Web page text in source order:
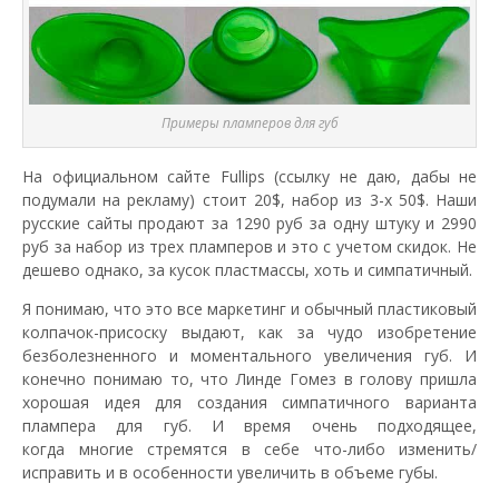
Примеры пламперов для губ
На официальном сайте Fullips (ссылку не даю, дабы не
подумали на рекламу) стоит 20$, набор из 3-х 50$. Наши
русские сайты продают за 1290 руб за одну штуку и 2990
руб за набор из трех пламперов и это с учетом скидок. Не
дешево однако, за кусок пластмассы, хоть и симпатичный.
Я понимаю, что это все маркетинг и обычный пластиковый
колпачок-присоску выдают, как за чудо изобретение
безболезненного и моментального увеличения губ. И
конечно понимаю то, что Линде Гомез в голову пришла
хорошая идея для создания симпатичного варианта
плампера для губ. И время очень подходящее,
когда многие стремятся в себе что-либо изменить/
исправить и в особенности увеличить в объеме губы.